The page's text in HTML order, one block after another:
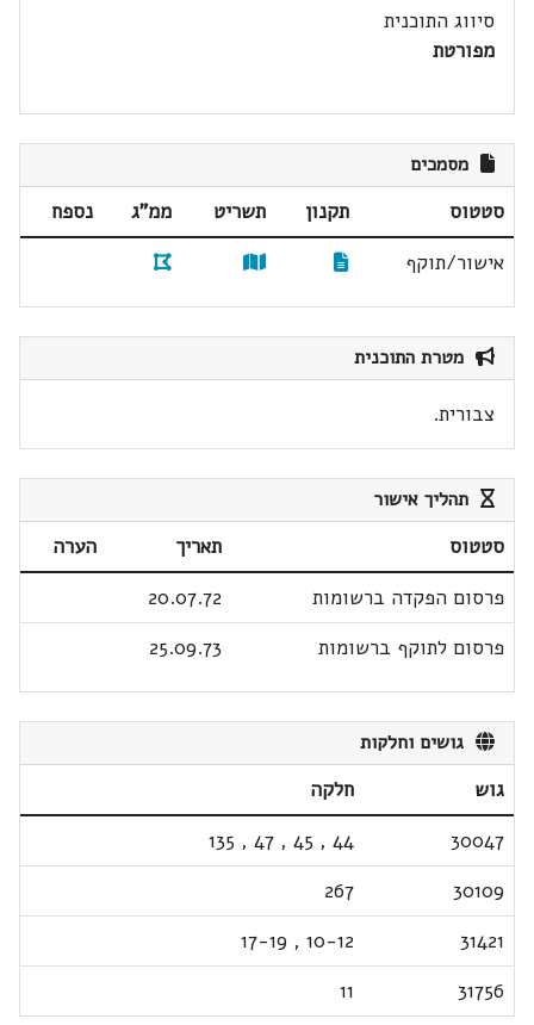
סיווג התוכנית
מפורטת
מסמכים
סטטוס תקנון תשריט ממ"ג
נספח
אישור/תוקף
מטרת התוכנית
צבורית.
תהליך אישור
סטטוס תאריך
הערה
פרסום הפקדה ברשומות
20.07.72
פרסום לתוקף ברשומות
25.09.73
גושים וחלקות
גוש
חלקה
30047
44
,
45
,
47
,
135
30109
267
31421
10-12
,
17-19
31756
11